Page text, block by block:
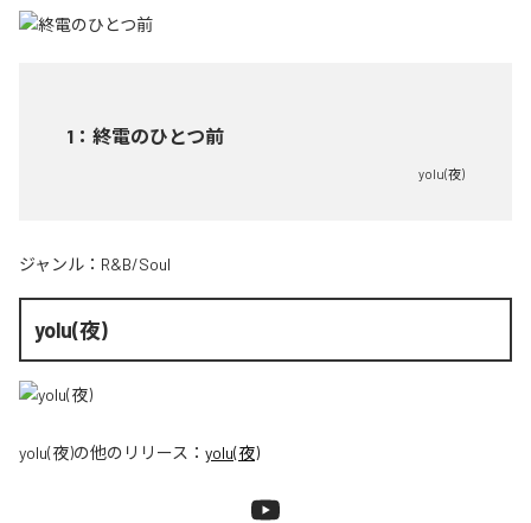
1 ： 終電のひとつ前
yolu(夜)
ジャンル： R&B/Soul
yolu(夜)
yolu(夜)の他のリリース： yolu(夜)